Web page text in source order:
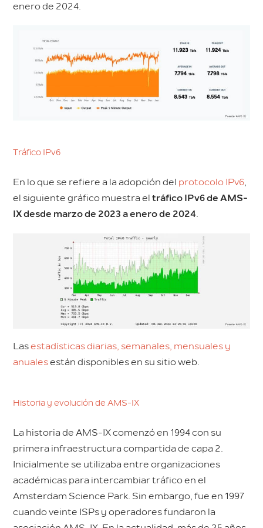
enero de 2024.
Tráfico IPv6
En lo que se refiere a la adopción del protocolo IPv6,
el siguiente gráfico muestra eltráfico IPv6 de AMS-
IX desde marzo de 2023 a enero de 2024.
Lasestadísticas diarias, semanales, mensuales y
anualesestán disponibles en su sitio web.
Historia y evolución de AMS-IX
La historia de AMS-IX comenzó en 1994 con su
primera infraestructura compartida de capa 2.
Inicialmente se utilizaba entre organizaciones
académicas para intercambiar tráfico en el
Amsterdam Science Park. Sin embargo, fue en 1997
cuando veinte ISPs y operadores fundaron la